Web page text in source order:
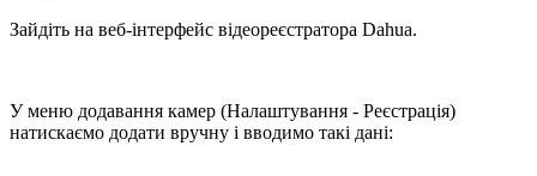
Зайдіть на веб-інтерфейс відеореєстратора Dahua.
У меню додавання камер (Налаштування - Реєстрація)
натискаємо додати вручну і вводимо такі дані: